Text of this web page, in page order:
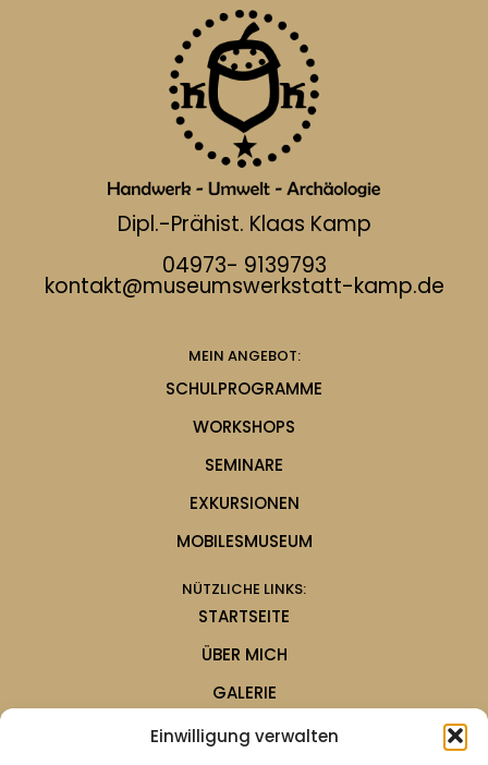
Einwilligung verwalten
Dipl.-Prähist. Klaas Kamp
04973- 9139793
kontakt@museumswerkstatt-kamp.de
MEIN ANGEBOT:
SCHULPROGRAMME
WORKSHOPS
SEMINARE
EXKURSIONEN
MOBILESMUSEUM
NÜTZLICHE LINKS:
STARTSEITE
ÜBER MICH
GALERIE
KONTAKT